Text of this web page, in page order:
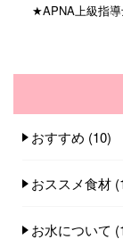
★APNA上級指
おすすめ (10)
おススメ食材
お水について